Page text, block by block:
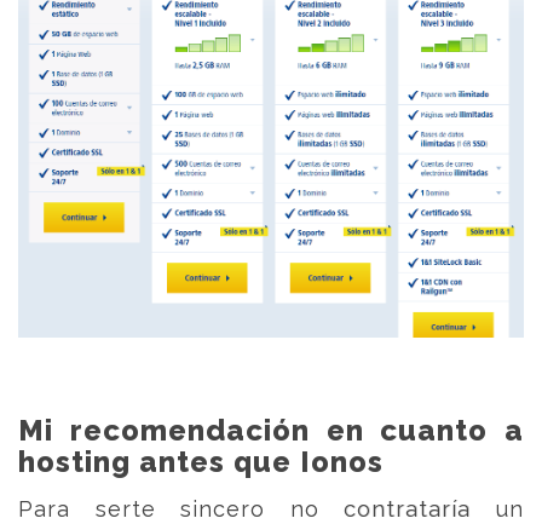
Mi recomendación en cuanto a
hosting antes que Ionos
Para serte sincero no contrataría un